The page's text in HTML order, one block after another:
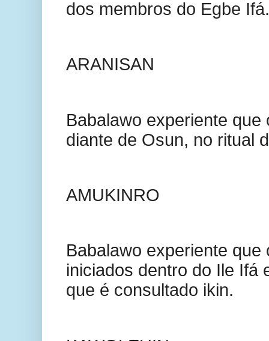
dos membros do Egbe Ifá.
ARANISAN
Babalawo experiente que
diante de Osun, no ritual
AMUKINRO
Babalawo experiente que
iniciados dentro do Ile Ifá
que é consultado ikin.